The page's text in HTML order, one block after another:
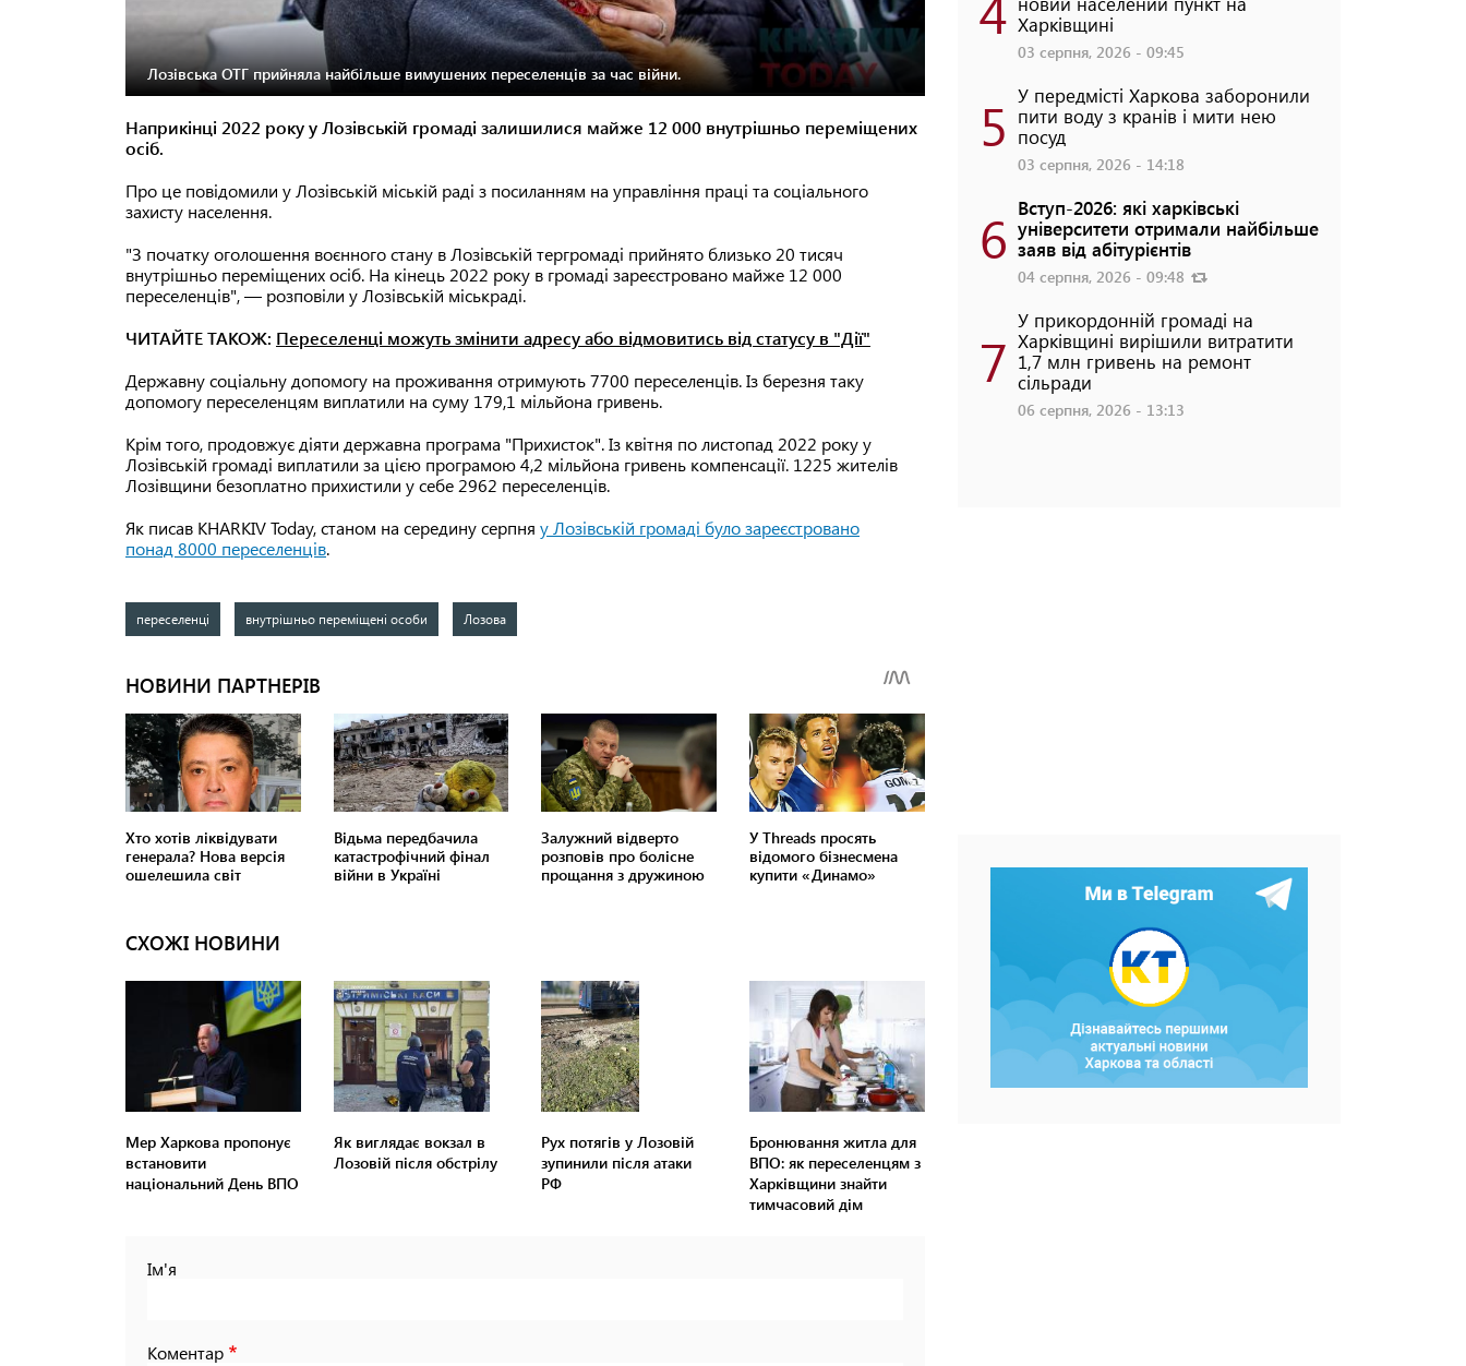
Лозівська ОТГ прийняла найбільше вимушених переселенців за час війни.
Наприкінці 2022 року у Лозівській громаді залишилися майже 12 000 внутрішньо переміщених
осіб.
Про це повідомили у Лозівській міській раді з посиланням на управління праці та соціального
захисту населення.
"З початку оголошення воєнного стану в Лозівській тергромаді прийнято близько 20 тисяч
внутрішньо переміщених осіб. На кінець 2022 року в громаді зареєстровано майже 12 000
переселенців", — розповіли у Лозівській міськраді.
ЧИТАЙТЕ ТАКОЖ: Переселенці можуть змінити адресу або відмовитись від статусу в "Дії"
Державну соціальну допомогу на проживання отримують 7700 переселенців. Із березня таку
допомогу переселенцям виплатили на суму 179,1 мільйона гривень.
Крім того, продовжує діяти державна програма "Прихисток". Із квітня по листопад 2022 року у
Лозівській громаді виплатили за цією програмою 4,2 мільйона гривень компенсації. 1225 жителів
Лозівщини безоплатно прихистили у себе 2962 переселенців.
Як писав KHARKIV Today, станом на середину серпня у Лозівській громаді було зареєстровано
понад 8000 переселенців.
переселенці внутрішньо переміщені особи Лозова
СХОЖІ НОВИНИ
Мер Харкова пропонує
встановити
національний День ВПО
Як виглядає вокзал в
Лозовій після обстрілу
Рух потягів у Лозовій
зупинили після атаки
РФ
Бронювання житла для
ВПО: як переселенцям з
Харківщини знайти
тимчасовий дім
Ім'я
Коментар
Харківщині
03 серпня, 2026 - 09:45
5 У передмісті Харкова заборонили
пити воду з кранів і мити нею
посуд
03 серпня, 2026 - 14:18
6 Вступ-2026: які харківські
університети отримали найбільше
заяв від абітурієнтів
04 серпня, 2026 - 09:48
7
У прикордонній громаді на
Харківщині вирішили витратити
1,7 млн гривень на ремонт
сільради
06 серпня, 2026 - 13:13